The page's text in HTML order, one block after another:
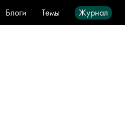
Блоги Темы Журнал
Стиль
Видео Город